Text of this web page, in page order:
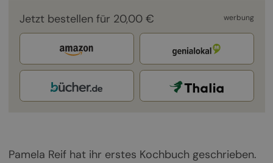
Jetzt bestellen für 20,00 € werbung
Pamela Reif hat ihr erstes Kochbuch geschrieben.